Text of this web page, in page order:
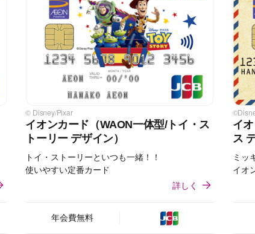
イオンカード（WAON一体型/トイ・ス
トーリー デザイン）
© Disney/Pixar
トイ・ストーリーといつも一緒！！
使いやすい定番カード
詳しく
年会費無料
イ
ス
ミッ
イオ